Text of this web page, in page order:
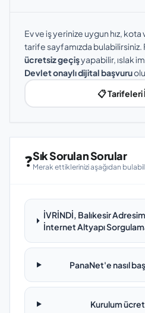
Ev ve iş yerinize uygun hız,
tarife sayfamızda bulabilirsiniz.
ücretsiz geçişyapabilir, ıslak
Devlet onaylı dijital başvuru
📋
❓Sık Sorulan Sorular
Merak ettiklerinizi aşağıdan
İVRİNDİ, Balıkesir
İnternet Altyapı
PanaNet'e nasıl
Kurulum